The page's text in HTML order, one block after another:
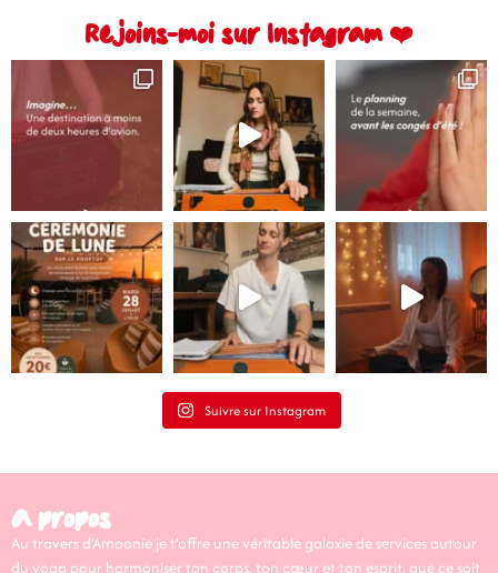
Rejoins-moi sur Instagram ❤️
Suivre sur Instagram
A propos
Au travers d’Amoonie je t’offre une véritable galaxie de services autour
du yoga pour harmoniser ton corps, ton cœur et ton esprit, que ce soit